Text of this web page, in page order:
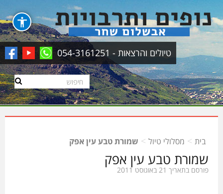
טיולים והרצאות - 054-3161251
בית > מסלולי טיול > שמורת טבע עין אפק
שמורת טבע עין אפק
פורסם בתאריך 21 באוגוסט 2011